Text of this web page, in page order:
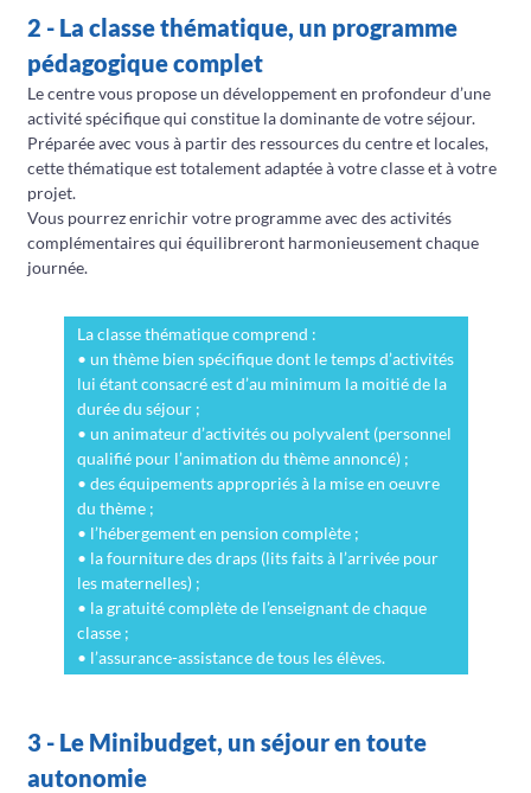
2 - La classe thématique, un programme
pédagogique complet
Le centre vous propose un développement en profondeur d’une
activité spécifique qui constitue la dominante de votre séjour.
Préparée avec vous à partir des ressources du centre et locales,
cette thématique est totalement adaptée à votre classe et à votre
projet.
Vous pourrez enrichir votre programme avec des activités
complémentaires qui équilibreront harmonieusement chaque
journée.
La classe thématique comprend :
• un thème bien spécifique dont le temps d’activités
lui étant consacré est d’au minimum la moitié de la
durée du séjour ;
• un animateur d’activités ou polyvalent (personnel
qualifié pour l’animation du thème annoncé) ;
• des équipements appropriés à la mise en oeuvre
du thème ;
• l’hébergement en pension complète ;
• la fourniture des draps (lits faits à l’arrivée pour
les maternelles) ;
• la gratuité complète de l’enseignant de chaque
classe ;
• l’assurance-assistance de tous les élèves.
3 - Le Minibudget, un séjour en toute
autonomie